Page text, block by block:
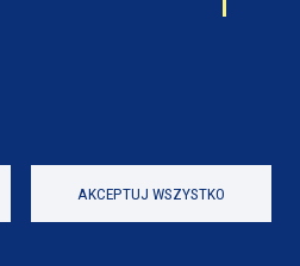
AKCEPTUJ WSZYSTKO